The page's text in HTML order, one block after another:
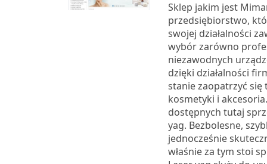
Sklep jakim jest
przedsiębiorstwo,
swojej działalności
wybór zarówno
niezawodnych
dzięki działalności
stanie zaopatrzyć
kosmetyki i
dostępnych tutaj
yag. Bezbolesne,
jednocześnie
właśnie za tym stoi